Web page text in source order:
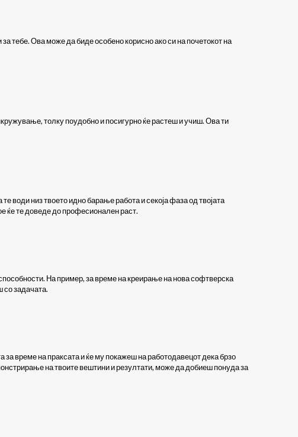
тебе. Ова може да биде особено корисно ако си на почетокот на
толку поудобно и посигурно ќе растеш и учиш. Ова ти
води низ твоето идно барање работа и секоја фаза од твојата
ќе те доведе до професионален раст.
На пример, за време на креирање на нова софтверска
со задачата.
време на праксата и ќе му покажеш на работодавецот дека брзо
на твоите вештини и резултати, може да добиеш понуда за